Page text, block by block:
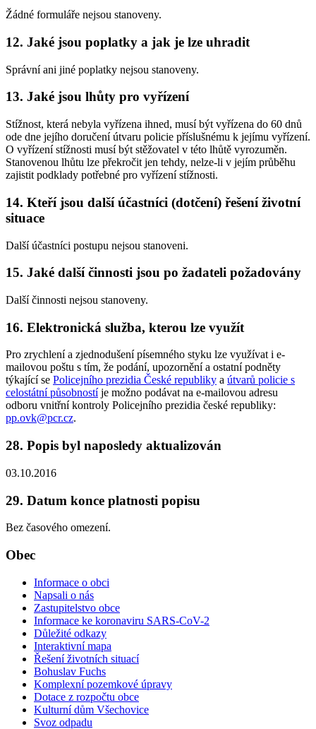
Žádné formuláře nejsou stanoveny.
12. Jaké jsou poplatky a jak je lze uhradit
Správní ani jiné poplatky nejsou stanoveny.
13. Jaké jsou lhůty pro vyřízení
Stížnost, která nebyla vyřízena ihned, musí být vyřízena do 60 dnů
ode dne jejího doručení útvaru policie příslušnému k jejímu vyřízení.
O vyřízení stížnosti musí být stěžovatel v této lhůtě vyrozuměn.
Stanovenou lhůtu lze překročit jen tehdy, nelze-li v jejím průběhu
zajistit podklady potřebné pro vyřízení stížnosti.
14. Kteří jsou další účastníci (dotčení) řešení životní
situace
Další účastníci postupu nejsou stanoveni.
15. Jaké další činnosti jsou po žadateli požadovány
Další činnosti nejsou stanoveny.
16. Elektronická služba, kterou lze využít
Pro zrychlení a zjednodušení písemného styku lze využívat i e-
mailovou poštu s tím, že podání, upozornění a ostatní podněty
týkající se Policejního prezidia České republiky a útvarů policie s
celostátní působnostíje možno podávat na e-mailovou adresu
odboru vnitřní kontroly Policejního prezidia české republiky:
pp.ovk@pcr.cz.
28. Popis byl naposledy aktualizován
03.10.2016
29. Datum konce platnosti popisu
Bez časového omezení.
Obec
Informace o obci
Napsali o nás
Zastupitelstvo obce
Informace ke koronaviru SARS-CoV-2
Důležité odkazy
Interaktivní mapa
Řešení životních situací
Bohuslav Fuchs
Komplexní pozemkové úpravy
Dotace z rozpočtu obce
Kulturní dům Všechovice
Svoz odpadu